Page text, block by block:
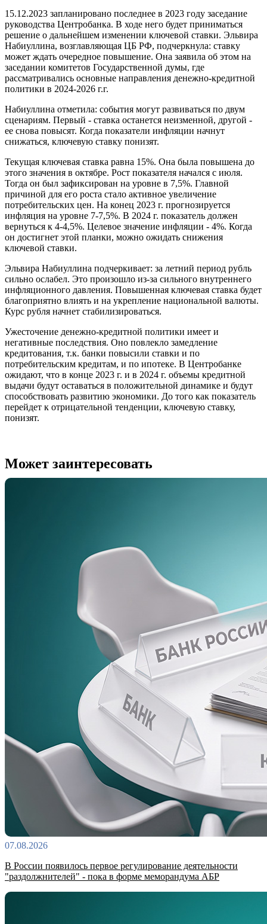
15.12.2023 запланировано последнее в 2023 году заседание
руководства Центробанка. В ходе него будет приниматься
решение о дальнейшем изменении ключевой ставки. Эльвира
Набиуллина, возглавляющая ЦБ РФ, подчеркнула: ставку
может ждать очередное повышение. Она заявила об этом на
заседании комитетов Государственной думы, где
рассматривались основные направления денежно-кредитной
политики в 2024-2026 г.г.
Набиуллина отметила: события могут развиваться по двум
сценариям. Первый - ставка останется неизменной, другой -
ее снова повысят. Когда показатели инфляции начнут
снижаться, ключевую ставку понизят.
Текущая ключевая ставка равна 15%. Она была повышена до
этого значения в октябре. Рост показателя начался с июля.
Тогда он был зафиксирован на уровне в 7,5%. Главной
причиной для его роста стало активное увеличение
потребительских цен. На конец 2023 г. прогнозируется
инфляция на уровне 7-7,5%. В 2024 г. показатель должен
вернуться к 4-4,5%. Целевое значение инфляции - 4%. Когда
он достигнет этой планки, можно ожидать снижения
ключевой ставки.
Эльвира Набиуллина подчеркивает: за летний период рубль
сильно ослабел. Это произошло из-за сильного внутреннего
инфляционного давления. Повышенная ключевая ставка будет
благоприятно влиять и на укрепление национальной валюты.
Курс рубля начнет стабилизироваться.
Ужесточение денежно-кредитной политики имеет и
негативные последствия. Оно повлекло замедление
кредитования, т.к. банки повысили ставки и по
потребительским кредитам, и по ипотеке. В Центробанке
ожидают, что в конце 2023 г. и в 2024 г. объемы кредитной
выдачи будут оставаться в положительной динамике и будут
способствовать развитию экономики. До того как показатель
перейдет к отрицательной тенденции, ключевую ставку,
понизят.
Может заинтересовать
07.08.2026
В России появилось первое регулирование деятельности
"раздолжнителей" - пока в форме меморандума АБР